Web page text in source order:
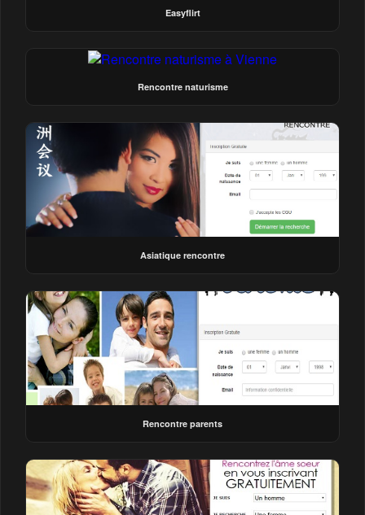
Easyflirt
Rencontre naturisme
Asiatique rencontre
Rencontre parents